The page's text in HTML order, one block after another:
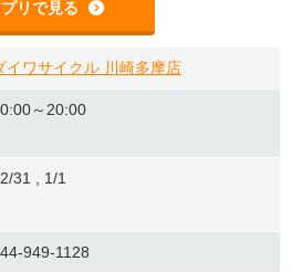
リで見る
イワサイクル 川崎多摩店
～20:00
31 , 1/1
949-1128